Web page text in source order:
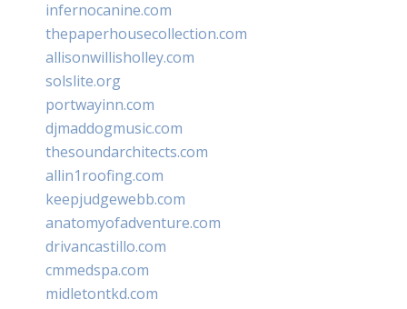
infernocanine.com
thepaperhousecollection.com
allisonwillisholley.com
solslite.org
portwayinn.com
djmaddogmusic.com
thesoundarchitects.com
allin1roofing.com
keepjudgewebb.com
anatomyofadventure.com
drivancastillo.com
cmmedspa.com
midletontkd.com